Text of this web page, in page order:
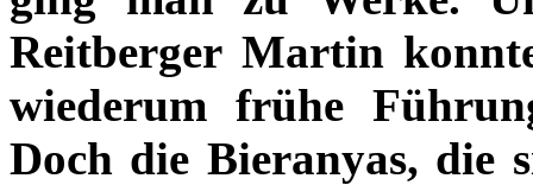
Reitberger Martin
wiederum frühe
Doch die Bieranyas, die